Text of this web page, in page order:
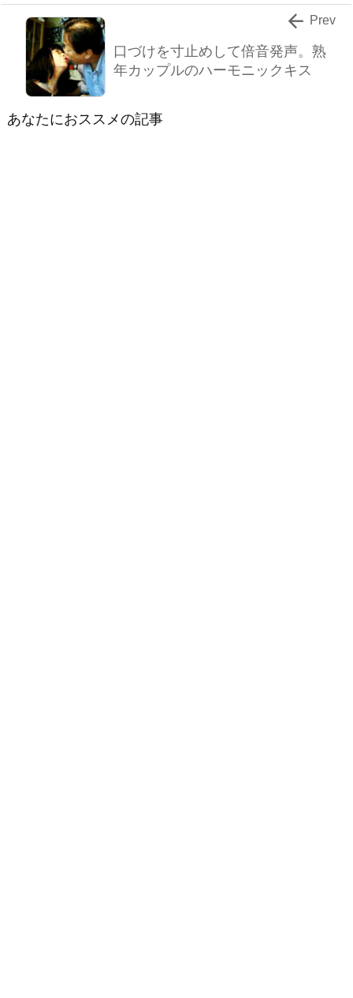
口づけを寸止めして倍音発声。熟
年カップルのハーモニックキス
 Prev
あなたにおススメの記事